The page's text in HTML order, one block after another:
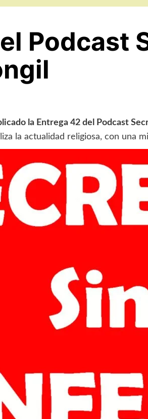
Podcast
la Entrega 42 del Podcast
la actualidad religiosa, con una